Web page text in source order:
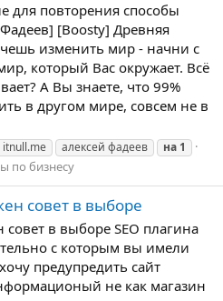
повторения способы
[Boosty] Древняя
изменить мир - начни с
который Вас окружает. Всё
А Вы знаете, что 99%
в другом мире, совсем не в
itnull.me алексей фадеев на 1
по бизнесу
совет в выборе
совет в выборе SEO плагина
с которым вы имели
предупредить сайт
не как магазин